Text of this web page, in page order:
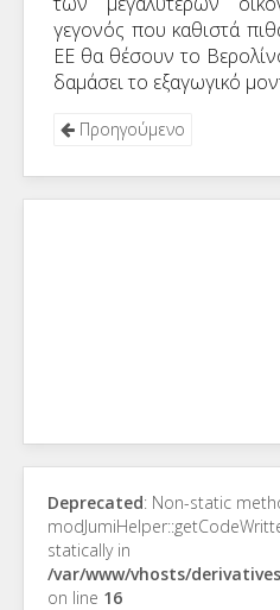
γεγονός που καθιστά
ΕΕ θα θέσουν το
δαμάσει το εξαγωγικό
Προηγούμενο
Deprecated: Non-static
statically in
/var/www/vhosts/
on line 16